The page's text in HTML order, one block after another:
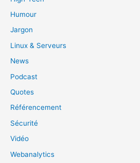
Humour
Jargon
Linux & Serveurs
News
Podcast
Quotes
Référencement
Sécurité
Vidéo
Webanalytics